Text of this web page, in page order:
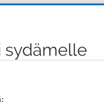
sydämelle